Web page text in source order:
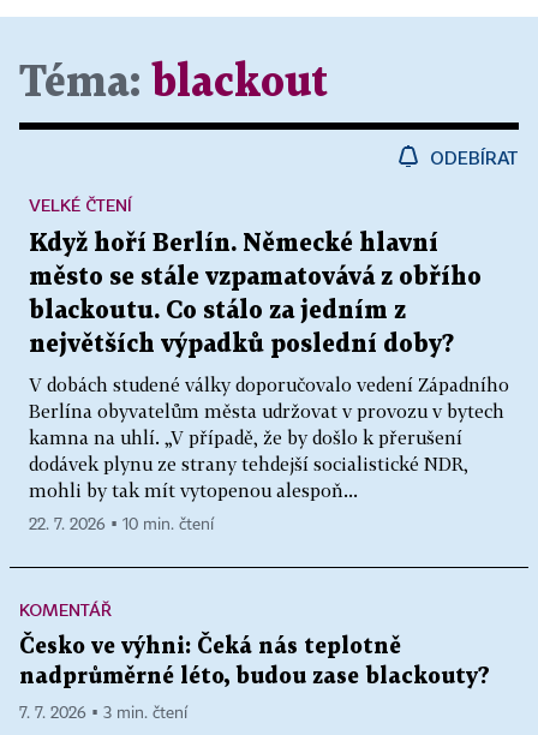
Téma: blackout
ODEBÍRAT
Když hoří Berlín. Německé hlavní
město se stále vzpamatovává z obřího
blackoutu. Co stálo za jedním z
největších výpadků poslední doby?
V dobách studené války doporučovalo vedení Západního
Berlína obyvatelům města udržovat v provozu v bytech
kamna na uhlí. „V případě, že by došlo k přerušení
dodávek plynu ze strany tehdejší socialistické NDR,
mohli by tak mít vytopenou alespoň...
VELKÉ ČTENÍ
22. 7. 2026 ▪ 10 min. čtení
KOMENTÁŘ
Česko ve výhni: Čeká nás teplotně
nadprůměrné léto, budou zase blackouty?
7. 7. 2026 ▪ 3 min. čtení